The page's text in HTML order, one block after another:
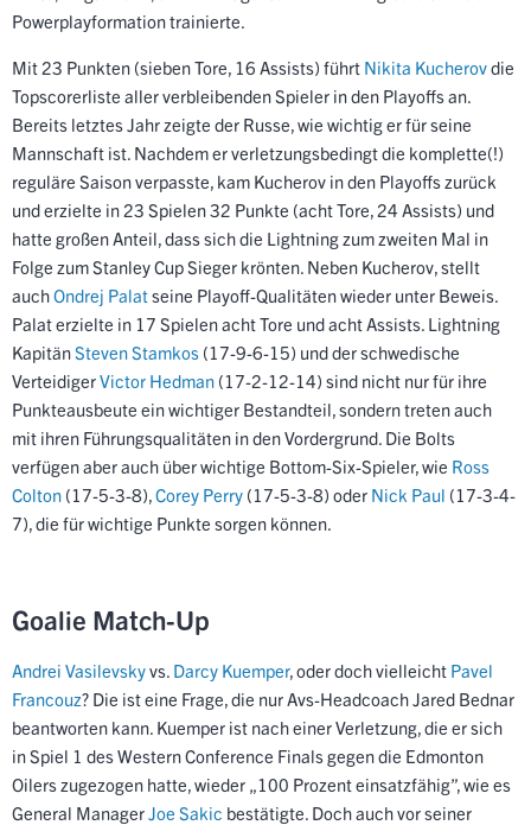
Powerplayformation trainierte.
Mit 23 Punkten (sieben Tore, 16 Assists) führt Nikita Kucherovdie
Topscorerliste aller verbleibenden Spieler in den Playoffs an.
Bereits letztes Jahr zeigte der Russe, wie wichtig er für seine
Mannschaft ist. Nachdem er verletzungsbedingt die komplette(!)
reguläre Saison verpasste, kam Kucherov in den Playoffs zurück
und erzielte in 23 Spielen 32 Punkte (acht Tore, 24 Assists) und
hatte großen Anteil, dass sich die Lightning zum zweiten Mal in
Folge zum Stanley Cup Sieger krönten. Neben Kucherov, stellt
auchOndrej Palatseine Playoff-Qualitäten wieder unter Beweis.
Palat erzielte in 17 Spielen acht Tore und acht Assists. Lightning
KapitänSteven Stamkos (17-9-6-15) und der schwedische
VerteidigerVictor Hedman (17-2-12-14) sind nicht nur für ihre
Punkteausbeute ein wichtiger Bestandteil, sondern treten auch
mit ihren Führungsqualitäten in den Vordergrund. Die Bolts
verfügen aber auch über wichtige Bottom-Six-Spieler, wie Ross
Colton (17-5-3-8), Corey Perry (17-5-3-8) oder Nick Paul (17-3-4-
7), die für wichtige Punkte sorgen können.
Goalie Match-Up
Andrei Vasilevskyvs. Darcy Kuemper, oder doch vielleicht Pavel
Francouz? Die ist eine Frage, die nur Avs-Headcoach Jared Bednar
beantworten kann. Kuemper ist nach einer Verletzung, die er sich
in Spiel 1 des Western Conference Finals gegen die Edmonton
Oilers zugezogen hatte, wieder „100 Prozent einsatzfähig”, wie es
General ManagerJoe Sakic bestätigte. Doch auch vor seiner